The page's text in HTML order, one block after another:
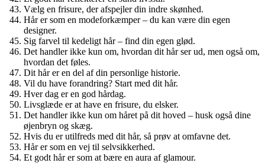
Vælg en frisure, der afspejler din indre skønhed.
Hår er som en modeforkæmper – du kan være din egen
designer.
Sig farvel til kedeligt hår – find din egen glød.
Det handler ikke kun om, hvordan dit hår ser ud, men også om,
hvordan det føles.
Dit hår er en del af din personlige historie.
Vil du have forandring? Start med dit hår.
Hver dag er en god hårdag.
Livsglæde er at have en frisure, du elsker.
Det handler ikke kun om håret på dit hoved – husk også dine
øjenbryn og skæg.
Hvis du er utilfreds med dit hår, så prøv at omfavne det.
Hår er som en vej til selvsikkerhed.
Et godt hår er som at bære en aura af glamour.